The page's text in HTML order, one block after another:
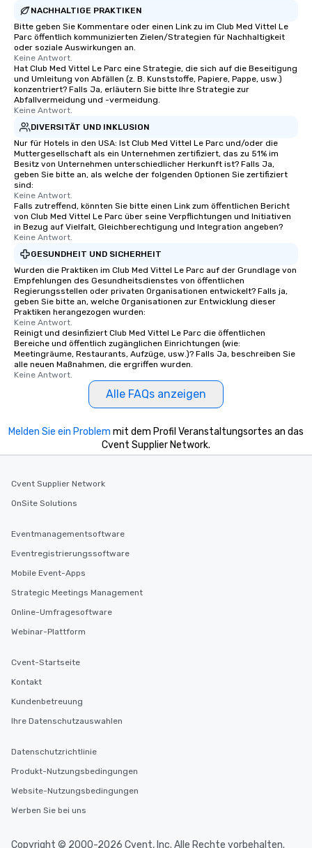
NACHHALTIGE PRAKTIKEN
Bitte geben Sie Kommentare oder einen Link zu im Club Med Vittel Le
Parc öffentlich kommunizierten Zielen/Strategien für Nachhaltigkeit
oder soziale Auswirkungen an.
Keine Antwort.
Hat Club Med Vittel Le Parc eine Strategie, die sich auf die Beseitigung
und Umleitung von Abfällen (z. B. Kunststoffe, Papiere, Pappe, usw.)
konzentriert? Falls Ja, erläutern Sie bitte Ihre Strategie zur
Abfallvermeidung und -vermeidung.
Keine Antwort.
DIVERSITÄT UND INKLUSION
Nur für Hotels in den USA: Ist Club Med Vittel Le Parc und/oder die
Muttergesellschaft als ein Unternehmen zertifiziert, das zu 51% im
Besitz von Unternehmen unterschiedlicher Herkunft ist? Falls Ja,
geben Sie bitte an, als welche der folgenden Optionen Sie zertifiziert
sind:
Keine Antwort.
Falls zutreffend, könnten Sie bitte einen Link zum öffentlichen Bericht
von Club Med Vittel Le Parc über seine Verpflichtungen und Initiativen
in Bezug auf Vielfalt, Gleichberechtigung und Integration angeben?
Keine Antwort.
GESUNDHEIT UND SICHERHEIT
Wurden die Praktiken im Club Med Vittel Le Parc auf der Grundlage von
Empfehlungen des Gesundheitsdienstes von öffentlichen
Regierungsstellen oder privaten Organisationen entwickelt? Falls ja,
geben Sie bitte an, welche Organisationen zur Entwicklung dieser
Praktiken herangezogen wurden:
Keine Antwort.
Reinigt und desinfiziert Club Med Vittel Le Parc die öffentlichen
Bereiche und öffentlich zugänglichen Einrichtungen (wie:
Meetingräume, Restaurants, Aufzüge, usw.)? Falls Ja, beschreiben Sie
alle neuen Maßnahmen, die ergriffen wurden.
Keine Antwort.
Alle FAQs anzeigen
Melden Sie ein Problem mit dem Profil Veranstaltungsortes an das
Cvent Supplier Network.
Cvent Supplier Network
OnSite Solutions
Eventmanagementsoftware
Eventregistrierungssoftware
Mobile Event-Apps
Strategic Meetings Management
Online-Umfragesoftware
Webinar-Plattform
Cvent-Startseite
Kontakt
Kundenbetreuung
Ihre Datenschutzauswahlen
Datenschutzrichtlinie
Produkt-Nutzungsbedingungen
Website-Nutzungsbedingungen
Werben Sie bei uns
Copyright © 2000-2026 Cvent, Inc. Alle Rechte vorbehalten.